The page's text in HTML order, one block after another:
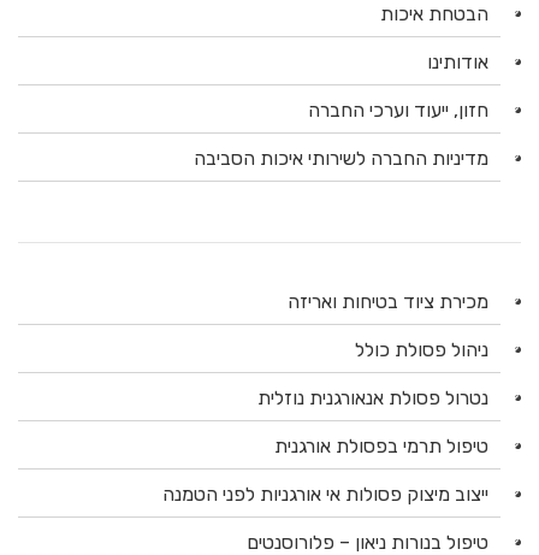
הבטחת איכות
אודותינו
חזון, ייעוד וערכי החברה
מדיניות החברה לשירותי איכות הסביבה
מכירת ציוד בטיחות ואריזה
ניהול פסולת כולל
נטרול פסולת אנאורגנית נוזלית
טיפול תרמי בפסולת אורגנית
ייצוב מיצוק פסולות אי אורגניות לפני הטמנה
טיפול בנורות ניאון – פלורוסנטים